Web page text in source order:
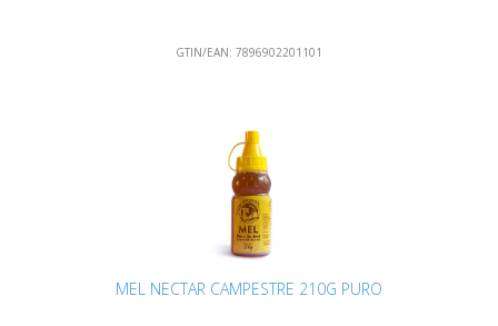
GTIN/EAN: 7896902201101
MEL NECTAR CAMPESTRE 210G PURO